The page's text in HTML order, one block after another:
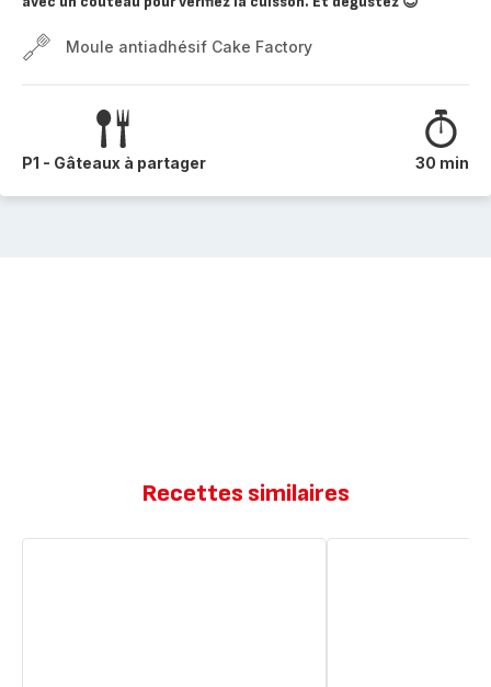
Moule antiadhésif Cake Factory
P1 - Gâteaux à partager 30 min
Recettes similaires